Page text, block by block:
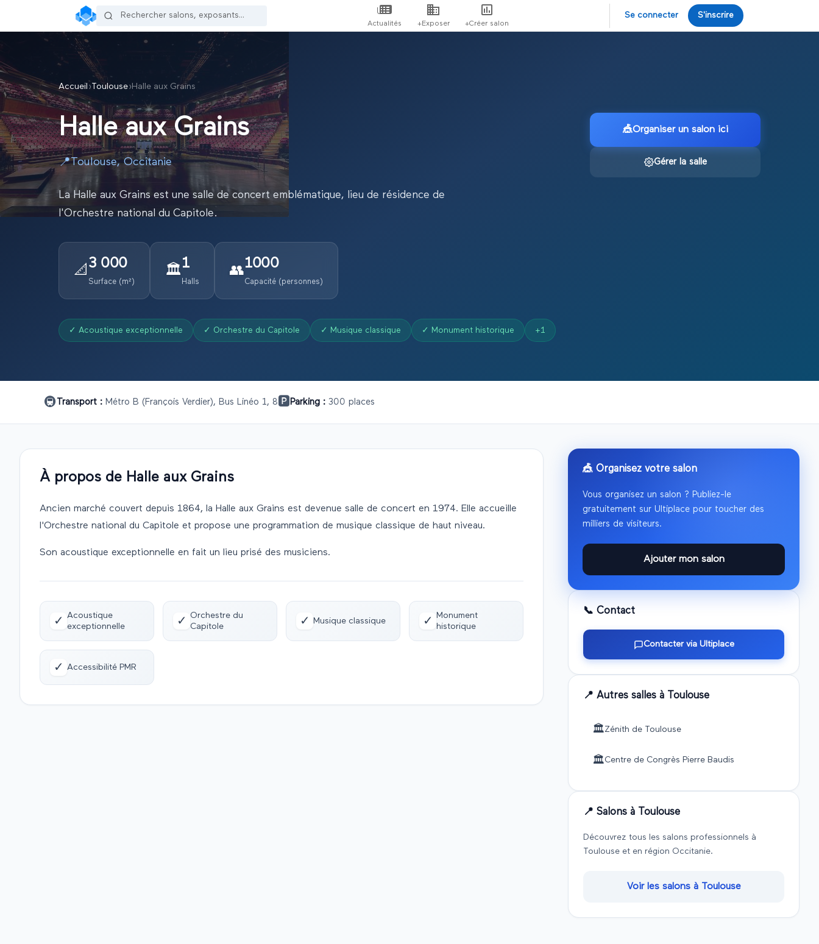
Actualités +Exposer +Créer salon
Se connecter S'inscrire
Accueil › Toulouse›Halle aux Grains
Halle aux Grains
📍Toulouse,Occitanie
La Halle aux Grains est une salle de concert emblématique, lieu de résidence de
l'Orchestre national du Capitole.
📐 3 000
Surface (m²)
🏛️1
Halls
👥1000
Capacité (personnes)
✓ Acoustique exceptionnelle ✓ Orchestre du Capitole ✓ Musique classique ✓ Monument historique +1
🎪Organiser un salon ici
Gérer la salle
🚇 Transport : Métro B (François Verdier), Bus Linéo 1, 8🅿️ Parking : 300 places
À propos de Halle aux Grains
Ancien marché couvert depuis 1864, la Halle aux Grains est devenue salle de concert en 1974. Elle accueille
l'Orchestre national du Capitole et propose une programmation de musique classique de haut niveau.
Son acoustique exceptionnelle en fait un lieu prisé des musiciens.
✓ Acoustique
exceptionnelle
✓
Orchestre du
Capitole
✓ Musique classique ✓
Monument
historique
✓ Accessibilité PMR
🎪 Organisez votre salon
Vous organisez un salon ? Publiez-le
gratuitement sur Ultiplace pour toucher des
milliers de visiteurs.
Ajouter mon salon
📞 Contact
Contacter via Ultiplace
📍 Autres salles à Toulouse
🏛️Zénith de Toulouse
🏛️Centre de Congrès Pierre Baudis
📍 Salons à Toulouse
Découvrez tous les salons professionnels à
Toulouse et en région Occitanie.
Voir les salons à Toulouse